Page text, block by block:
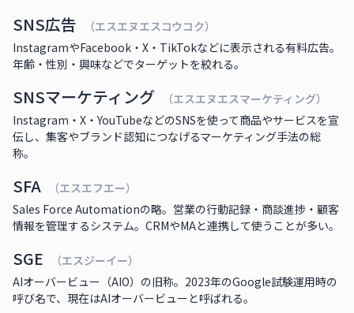
SNS広告
（エスエヌエスコウコク）
InstagramやFacebook・X・TikTokなどに表示される有料広告。
年齢・性別・興味などでターゲットを絞れる。
SNSマーケティング
（エスエヌエスマーケティング）
Instagram・X・YouTubeなどのSNSを使って商品やサービスを宣
伝し、集客やブランド認知につなげるマーケティング手法の総
称。
SFA
（エスエフエー）
Sales Force Automationの略。営業の行動記録・商談進捗・顧客
情報を管理するシステム。CRMやMAと連携して使うことが多い。
SGE
（エスジーイー）
AIオーバービュー（AIO）の旧称。2023年のGoogle試験運用時の
呼び名で、現在はAIオーバービューと呼ばれる。